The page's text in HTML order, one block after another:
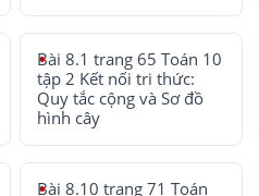
Bài 8.1 trang 65 Toán 10
tập 2 Kết nối tri thức:
Quy tắc cộng và Sơ đồ
hình cây
Bài 8.10 trang 71 Toán